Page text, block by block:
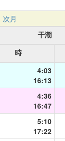
次月
干潮
時
4:03
16:13
4:36
16:47
5:10
17:22